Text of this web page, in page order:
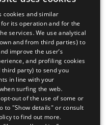
des
cookies and similar
its operation and for the
services. We use analytical
and from third parties) to
improve the user’s
and profiling cookies
third party) to send you
in line with your
surfing the web.
out of the use of some or
to "Show details" or consult
to find out more.